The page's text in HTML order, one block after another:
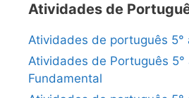
Atividades de
Atividades de português 5°
Atividades de Português 5°
Fundamental